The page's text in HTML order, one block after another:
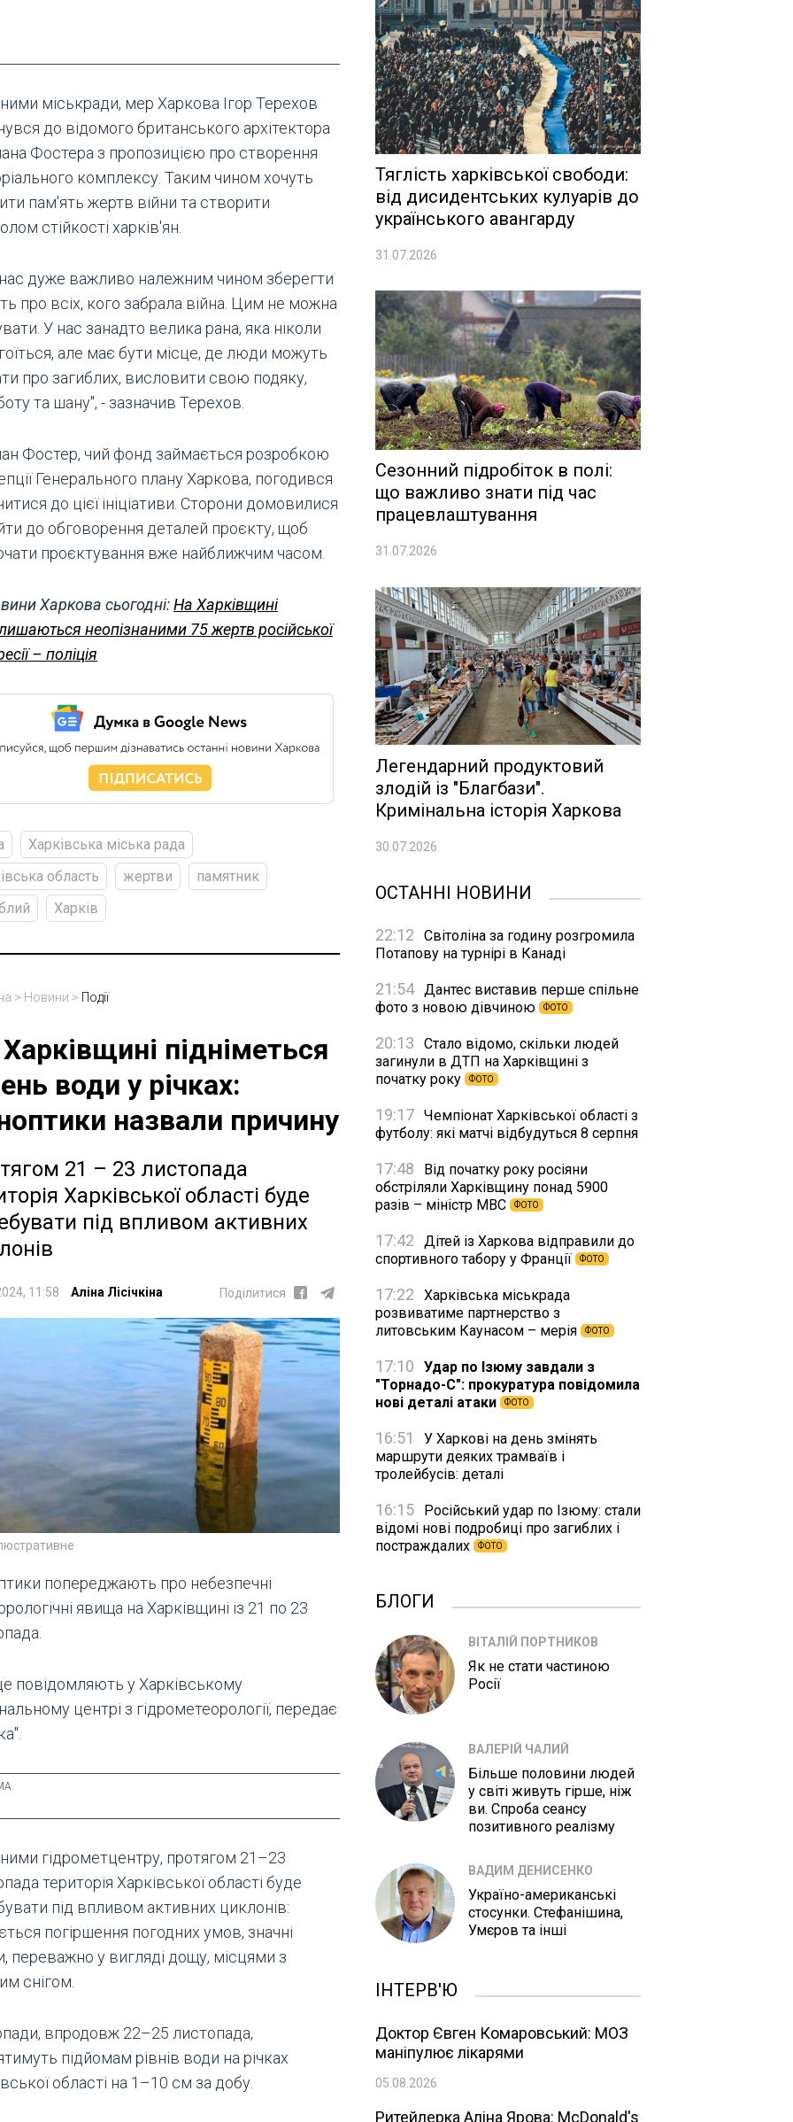
міськради, мер Харкова Ігор Терехов
до відомого британського архітектора
Фостера з пропозицією про створення
комплексу. Таким чином хочуть
пам'ять жертв війни та створити
стійкості харків'ян.
дуже важливо належним чином зберегти
про всіх, кого забрала війна. Цим не можна
У нас занадто велика рана, яка ніколи
але має бути місце, де люди можуть
про загиблих, висловити свою подяку,
та шану", - зазначив Терехов.
Фостер, чий фонд займається розробкою
Генерального плану Харкова, погодився
до цієї ініціативи. Сторони домовилися
до обговорення деталей проєкту, щоб
проєктування вже найближчим часом.
Харкова сьогодні:На Харківщині
неопізнаними 75 жертв російської
– поліція
Харківська міська рада
область
жертви
памятник
Харків
> Новини > Події
підніметься
води у річках:
назвали причину
21 – 23 листопада
Харківської області буде
під впливом активних
11:58 Аліна Лісічкіна Поділитися
попереджають про небезпечні
явища на Харківщині із 21 по 23
повідомляють у Харківському
центрі з гідрометеорології, передає
гідрометцентру, протягом 21–23
територія Харківської області буде
під впливом активних циклонів:
погіршення погодних умов, значні
переважно у вигляді дощу, місцями з
снігом.
впродовж 22–25 листопада,
підйомам рівнів води на річках
області на 1–10 см за добу.
Тяглість харківської свободи:
від дисидентських кулуарів до
українського авангарду
31.07.2026
Сезонний підробіток в полі:
що важливо знати під час
працевлаштування
31.07.2026
Легендарний продуктовий
злодій із "Благбази".
Кримінальна історія Харкова
30.07.2026
ОСТАННІ НОВИНИ
22:12
Світоліна за годину розгромила
Потапову на турнірі в Канаді
21:54 Дантес виставив перше спільне
фото з новою дівчиною
ФОТО
20:13
Стало відомо, скільки людей
загинули в ДТП на Харківщині з
початку року
ФОТО
19:17 Чемпіонат Харківської області з
футболу: які матчі відбудуться 8 серпня
17:48
Від початку року росіяни
обстріляли Харківщину понад 5900
разів – міністр МВС
ФОТО
17:42
Дітей із Харкова відправили до
спортивного табору у Франції
ФОТО
17:22
Харківська міськрада
розвиватиме партнерство з
литовським Каунасом – мерія
ФОТО
17:10
Удар по Ізюму завдали з
"Торнадо-С": прокуратура повідомила
нові деталі атаки
ФОТО
16:51
У Харкові на день змінять
маршрути деяких трамваїв і
тролейбусів: деталі
16:15
Російський удар по Ізюму: стали
відомі нові подробиці про загиблих і
постраждалих
ФОТО
БЛОГИ
ВІТАЛІЙ ПОРТНИКОВ
Як не стати частиною
Росії
ВАЛЕРІЙ ЧАЛИЙ
Більше половини людей
у світі живуть гірше, ніж
ви. Спроба сеансу
позитивного реалізму
ВАДИМ ДЕНИСЕНКО
Україно-американські
стосунки. Стефанішина,
Умєров та інші
ІНТЕРВ'Ю
Доктор Євген Комаровський: МОЗ
маніпулює лікарями
05.08.2026
Ритейлерка Аліна Ярова: McDonald's